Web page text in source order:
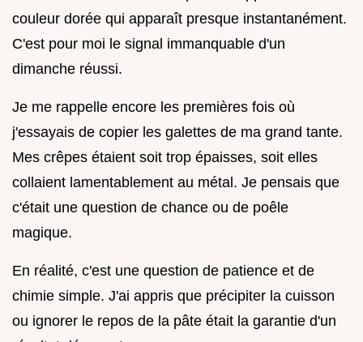
couleur dorée qui apparaît presque instantanément.
C'est pour moi le signal immanquable d'un
dimanche réussi.
Je me rappelle encore les premières fois où
j'essayais de copier les galettes de ma grand tante.
Mes crêpes étaient soit trop épaisses, soit elles
collaient lamentablement au métal. Je pensais que
c'était une question de chance ou de poêle
magique.
En réalité, c'est une question de patience et de
chimie simple. J'ai appris que précipiter la cuisson
ou ignorer le repos de la pâte était la garantie d'un